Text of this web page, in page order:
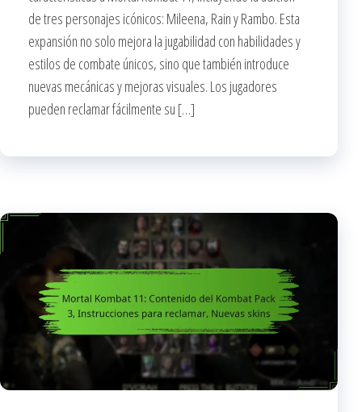
de tres personajes icónicos: Mileena, Rain y Rambo. Esta
expansión no solo mejora la jugabilidad con habilidades y
estilos de combate únicos, sino que también introduce
nuevas mecánicas y mejoras visuales. Los jugadores
pueden reclamar fácilmente su […]